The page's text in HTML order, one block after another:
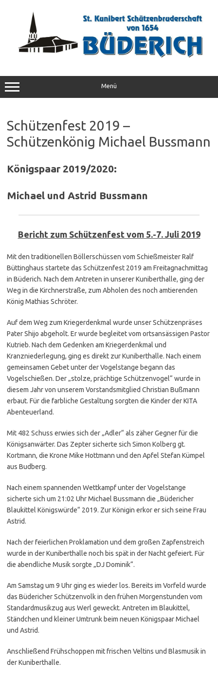
Menü
Schützenfest 2019 –
Schützenkönig Michael Bussmann
Königspaar 2019/2020:
Michael und Astrid Bussmann
Bericht zum Schützenfest vom 5.-7. Juli 2019
Mit den traditionellen Böllerschüssen vom Schießmeister Ralf
Büttinghaus startete das Schützenfest 2019 am Freitagnachmittag
in Büderich. Nach dem Antreten in unserer Kuniberthalle, ging der
Weg in die Kirchnerstraße, zum Abholen des noch amtierenden
König Mathias Schröter.
Auf dem Weg zum Kriegerdenkmal wurde unser Schützenpräses
Pater Shijo abgeholt. Er wurde begleitet vom ortsansässigen Pastor
Kutrieb. Nach dem Gedenken am Kriegerdenkmal und
Kranzniederlegung, ging es direkt zur Kuniberthalle. Nach einem
gemeinsamen Gebet unter der Vogelstange begann das
Vogelschießen. Der „stolze, prächtige Schützenvogel“ wurde in
diesem Jahr von unserem Vorstandsmitglied Christian Bußmann
erbaut. Für die farbliche Gestaltung sorgten die Kinder der KITA
Abenteuerland.
Mit 482 Schuss erwies sich der „Adler“ als zäher Gegner für die
Königsanwärter. Das Zepter sicherte sich Simon Kolberg gt.
Kortmann, die Krone Mike Hottmann und den Apfel Stefan Kümpel
aus Budberg.
Nach einem spannenden Wettkampf unter der Vogelstange
sicherte sich um 21:02 Uhr Michael Bussmann die „Büdericher
Blaukittel Königswürde“ 2019. Zur Königin erkor er sich seine Frau
Astrid.
Nach der feierlichen Proklamation und dem großen Zapfenstreich
wurde in der Kuniberthalle noch bis spät in der Nacht gefeiert. Für
die abendliche Musik sorgte „DJ Dominik“.
Am Samstag um 9 Uhr ging es wieder los. Bereits im Vorfeld wurde
das Büdericher Schützenvolk in den frühen Morgenstunden vom
Standardmusikzug aus Werl geweckt. Antreten im Blaukittel,
Ständchen und kleiner Umtrunk beim neuen Königspaar Michael
und Astrid.
Anschließend Frühschoppen mit frischen Veltins und Blasmusik in
der Kuniberthalle.